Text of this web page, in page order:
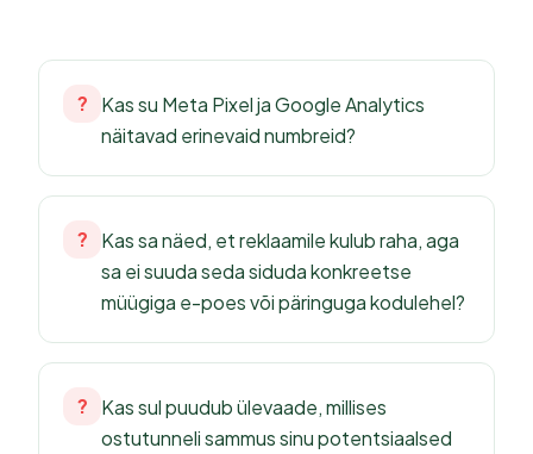
?
Kas su Meta Pixel ja Google Analytics
näitavad erinevaid numbreid?
?
Kas sa näed, et reklaamile kulub raha, aga
sa ei suuda seda siduda konkreetse
müügiga e-poes või päringuga kodulehel?
?
Kas sul puudub ülevaade, millises
ostutunneli sammus sinu potentsiaalsed